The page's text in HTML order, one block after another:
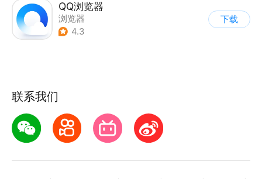
QQ浏览器
浏览器
4.3
下载
联系我们